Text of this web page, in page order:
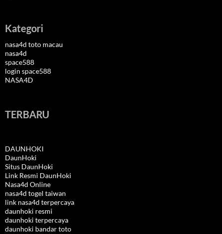
Kategori
nasa4d toto macau
nasa4d
space588
login space588
NASA4D
TERBARU
DAUNHOKI
DaunHoki
Situs DaunHoki
Link Resmi DaunHoki
Nasa4d Online
nasa4d togel taiwan
link nasa4d terpercaya
daunhoki resmi
daunhoki terpercaya
daunhoki bandar toto